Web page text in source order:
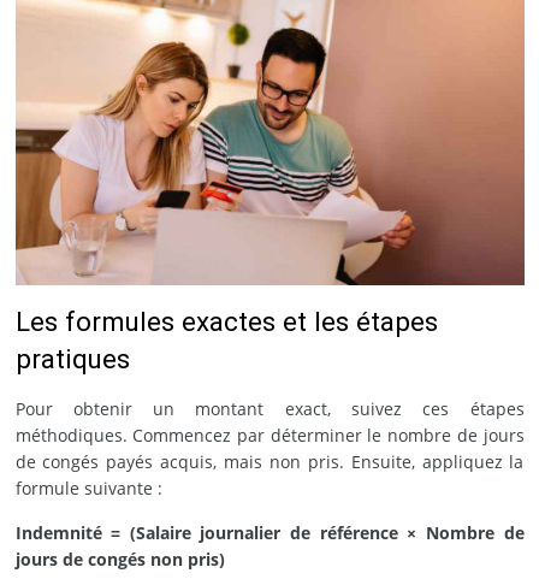
Les formules exactes et les étapes
pratiques
Pour obtenir un montant exact, suivez ces étapes
méthodiques. Commencez par déterminer le nombre de jours
de congés payés acquis, mais non pris. Ensuite, appliquez la
formule suivante :
Indemnité = (Salaire journalier de référence × Nombre de
jours de congés non pris)